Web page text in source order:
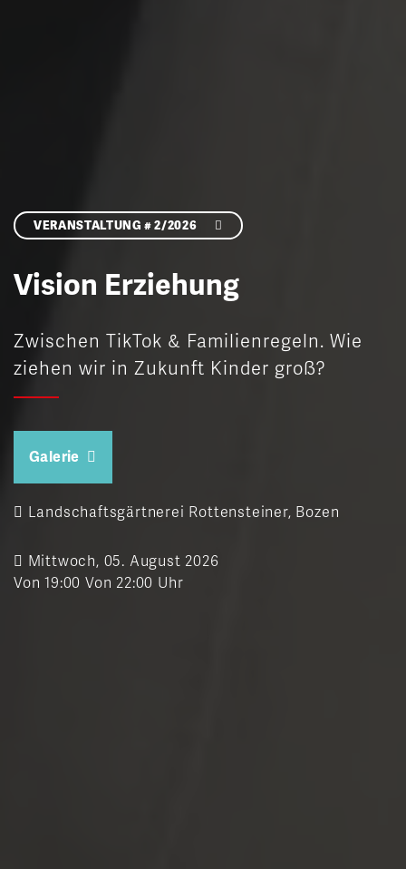
VERANSTALTUNG # 2/2026
Vision Erziehung
Zwischen TikTok & Familienregeln. Wie
ziehen wir in Zukunft Kinder groß?
Galerie
Landschaftsgärtnerei Rottensteiner, Bozen
Mittwoch, 05. August 2026
Von 19:00 Von 22:00 Uhr